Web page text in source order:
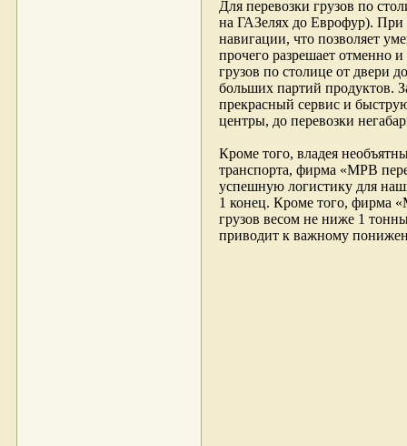
Для перевозки грузов по
на ГАЗелях до Еврофур). При
навигации, что позволяет
прочего разрешает отменно
грузов по столице от двери
больших партий продуктов.
прекрасный сервис и
центры, до перевозки
Кроме того, владея
транспорта, фирма «МРВ
успешную логистику для
1 конец. Кроме того, фирма
грузов весом не ниже 1
приводит к важному